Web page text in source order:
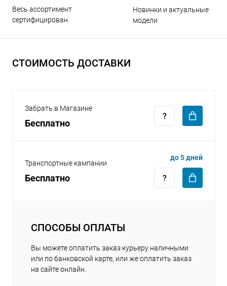
Весь ассортимент
сертифицирован
Новинки и актуальные
модели
СТОИМОСТЬ ДОСТАВКИ
Забрать в Магазине
Бесплатно
Транспортные кампании
Бесплатно
до 5 дней
СПОСОБЫ ОПЛАТЫ
Вы можете оплатить заказ курьеру наличными
или по банковской карте, или же оплатить заказ
на сайте онлайн.
раз в 2 недели